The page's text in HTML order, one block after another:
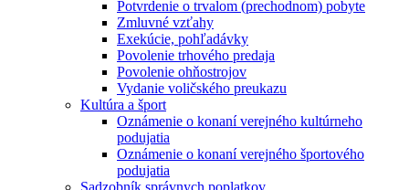
Potvrdenie o trvalom (prechodnom) pobyte
Zmluvné vzťahy
Exekúcie, pohľadávky
Povolenie trhového predaja
Povolenie ohňostrojov
Vydanie voličského preukazu
Kultúra a šport
Oznámenie o konaní verejného kultúrneho
podujatia
Oznámenie o konaní verejného športového
podujatia
Sadzobník správnych poplatkov